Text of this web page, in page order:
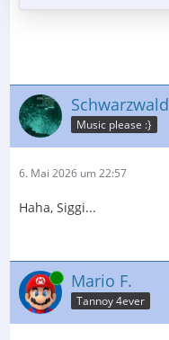
Schwarzwald
Music please :}
6. Mai 2026 um 22:57
Haha, Siggi...
Online Mario F.
Tannoy 4ever